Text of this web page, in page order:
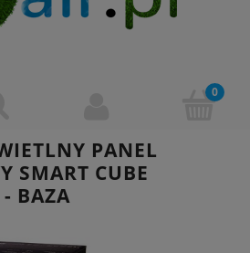
PANEL
SMART CUBE
- BAZA